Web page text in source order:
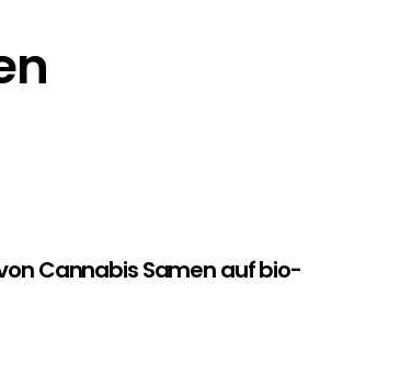
Cannabis Samen auf bio-